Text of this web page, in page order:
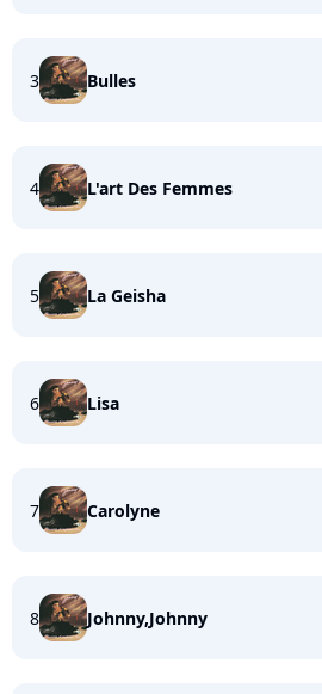
3 Bulles
4 L'art Des Femmes
5 La Geisha
6 Lisa
7 Carolyne
8 Johnny,Johnny